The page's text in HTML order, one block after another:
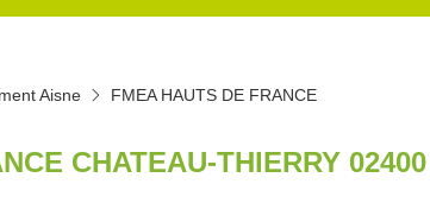
Aisne FMEA HAUTS DE FRANCE
CHATEAU-THIERRY 02400